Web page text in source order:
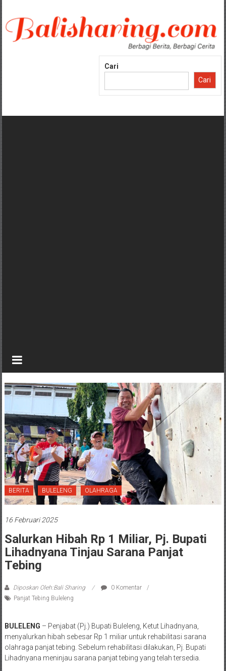
konten
Cari
Cari
BERITA BULELENG OLAHRAGA
16 Februari 2025
Salurkan Hibah Rp 1 Miliar, Pj. Bupati
Lihadnyana Tinjau Sarana Panjat
Tebing
Diposkan Oleh:Bali Sharing
0 Komentar
Panjat Tebing Buleleng
BULELENG – Penjabat (Pj.) Bupati Buleleng, Ketut Lihadnyana,
menyalurkan hibah sebesar Rp 1 miliar untuk rehabilitasi sarana
olahraga panjat tebing. Sebelum rehabilitasi dilakukan, Pj. Bupati
Lihadnyana meninjau sarana panjat tebing yang telah tersedia.